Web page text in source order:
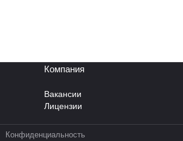
Компания
Вакансии
Лицензии
Конфиденциальность